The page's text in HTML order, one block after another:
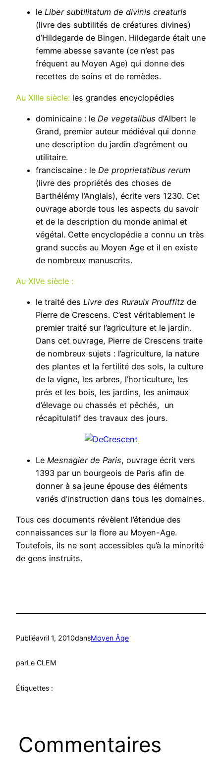
le Liber subtilitatum de divinis creaturis
(livre des subtilités de créatures divines)
d’Hildegarde de Bingen. Hildegarde était une
femme abesse savante (ce n’est pas
fréquent au Moyen Age) qui donne des
recettes de soins et de remèdes.
Au XIIIe siècle: les grandes encyclopédies
dominicaine : le De vegetalibus d’Albert le
Grand, premier auteur médiéval qui donne
une description du jardin d’agrément ou
utilitaire.
franciscaine : le De proprietatibus rerum
(livre des propriétés des choses de
Barthélémy l’Anglais), écrite vers 1230. Cet
ouvrage aborde tous les aspects du savoir
et de la description du monde animal et
végétal. Cette encyclopédie a connu un très
grand succès au Moyen Age et il en existe
de nombreux manuscrits.
Au XIVe siècle :
le traité des Livre des Ruraulx Prouffitz de
Pierre de Crescens. C’est véritablement le
premier traité sur l’agriculture et le jardin.
Dans cet ouvrage, Pierre de Crescens traite
de nombreux sujets : l’agriculture, la nature
des plantes et la fertilité des sols, la culture
de la vigne, les arbres, l’horticulture, les
prés et les bois, les jardins, les animaux
d’élevage ou chassés et pêchés, un
récapitulatif des travaux des jours.
Le Mesnagier de Paris, ouvrage écrit vers
1393 par un bourgeois de Paris afin de
donner à sa jeune épouse des éléments
variés d’instruction dans tous les domaines.
Tous ces documents révèlent l’étendue des
connaissances sur la flore au Moyen-Age.
Toutefois, ils ne sont accessibles qu’à la minorité
de gens instruits.
Publiéavril 1, 2010dansMoyen Âge
parLe CLEM
Étiquettes :
Commentaires